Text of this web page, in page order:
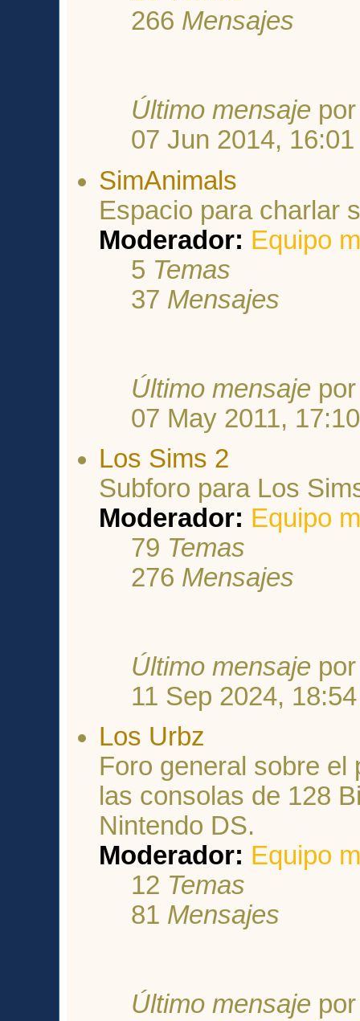
266 Mensajes
Último mensaje
07 Jun 2014, 16:01
SimAnimals
Espacio para charlar
Moderador: Equipo
5 Temas
37 Mensajes
Último mensaje
07 May 2011, 17:10
Los Sims 2
Subforo para Los
Moderador: Equipo
79 Temas
276 Mensajes
Último mensaje
11 Sep 2024, 18:54
Los Urbz
Foro general sobre el
las consolas de 128
Nintendo DS.
Moderador: Equipo
12 Temas
81 Mensajes
Último mensaje